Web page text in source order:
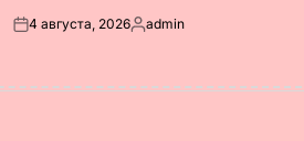
Опубликовано
4 августа, 2026Запись
admin